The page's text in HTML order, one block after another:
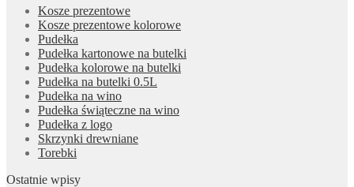
Kosze prezentowe
Kosze prezentowe kolorowe
Pudełka
Pudełka kartonowe na butelki
Pudełka kolorowe na butelki
Pudełka na butelki 0.5L
Pudełka na wino
Pudełka świąteczne na wino
Pudełka z logo
Skrzynki drewniane
Torebki
Ostatnie wpisy